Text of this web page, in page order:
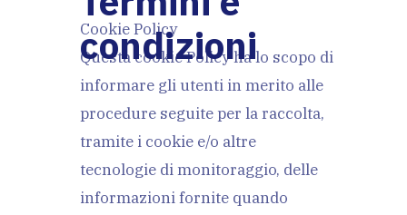
condizioni
Cookie Policy
Questa cookie Policy ha lo scopo di
informare gli utenti in merito alle
procedure seguite per la raccolta,
tramite i cookie e/o altre
tecnologie di monitoraggio, delle
informazioni fornite quando